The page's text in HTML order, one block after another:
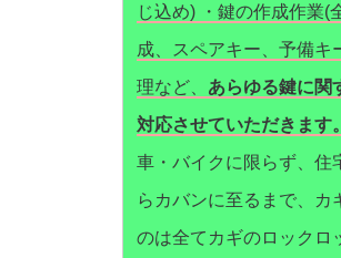
じ込め) ・鍵の作成作業(
成、スペアキー、予備キ
理など、 あらゆる鍵に関
対応させていただきます。
車・バイクに限らず、住
らカバンに至るまで、カ
のは全てカギのロックロ